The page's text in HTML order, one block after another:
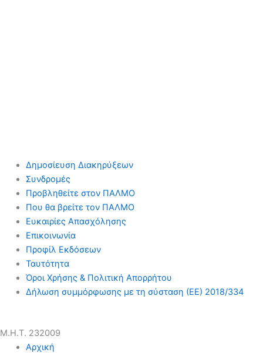
Δημοσίευση Διακηρύξεων
Συνδρομές
Προβληθείτε στον ΠΑΛΜΟ
Που θα βρείτε τον ΠΑΛΜΟ
Ευκαιρίες Απασχόλησης
Επικοινωνία
Προφίλ Εκδόσεων
Ταυτότητα
Όροι Χρήσης & Πολιτική Απορρήτου
Δήλωση συμμόρφωσης με τη σύσταση (ΕΕ) 2018/334
Μ.Η.Τ. 232009
Αρχική